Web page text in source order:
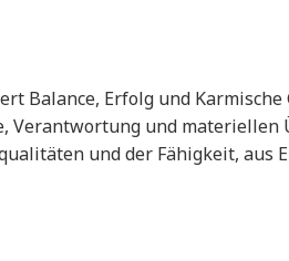
Balance, Erfolg und Karmische
Verantwortung und materiellen
und der Fähigkeit, aus